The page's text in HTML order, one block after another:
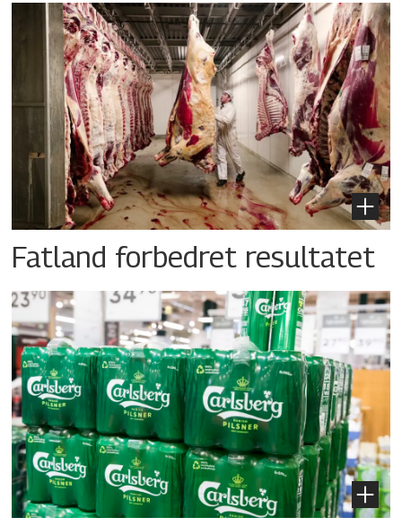
Fatland forbedret resultatet